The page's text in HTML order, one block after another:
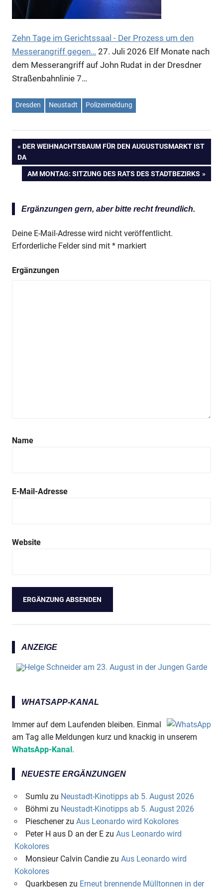
Zehn Tage im Gerichtssaal - Der Prozess um den
Messerangriff gegen… 27. Juli 2026 Elf Monate nach
dem Messerangriff auf John Rudat in der Dresdner
Straßenbahnlinie 7…
Dresden Neustadt Polizeimeldung
Beitragsnavigation
VORHERIGER
BEITRAG:
DER WEIHNACHTSBAUM FÜR DEN AUGUSTUSMARKT IST
DA
NÄCHSTER
AM MONTAG: SITZUNG DES RATS DES STADTBEZIRKS
Ergänzungen gern, aber bitte recht freundlich.
Deine E-Mail-Adresse wird nicht veröffentlicht.
Erforderliche Felder sind mit * markiert
Ergänzungen
Name
E-Mail-Adresse
Website
ANZEIGE
WHATSAPP-KANAL
Immer auf dem Laufenden bleiben. Einmal
am Tag alle Meldungen kurz und knackig in unserem
WhatsApp-Kanal.
NEUESTE ERGÄNZUNGEN
Sumlu zu Neustadt-Kinotipps ab 5. August 2026
Böhmi zu Neustadt-Kinotipps ab 5. August 2026
Pieschenerzu Aus Leonardo wird Kokolores
Peter H aus D an der Ezu Aus Leonardo wird
Kokolores
Monsieur Calvin Candiezu Aus Leonardo wird
Kokolores
Quarkbesen zu Erneut brennende Mülltonnen in der